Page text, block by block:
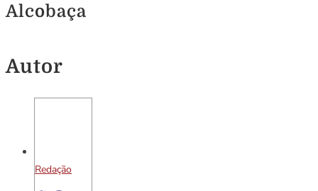
Alcobaça
Autor
Redação